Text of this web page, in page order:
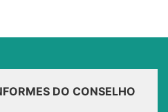
DO CONSELHO